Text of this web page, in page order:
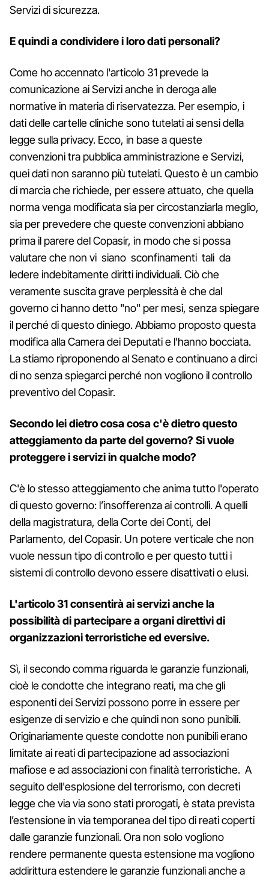
Servizi di sicurezza.
E quindi a condividere i loro dati personali?
Come ho accennato l'articolo 31 prevede la
comunicazione ai Servizi anche in deroga alle
normative in materia di riservatezza. Per esempio, i
dati delle cartelle cliniche sono tutelati ai sensi della
legge sulla privacy. Ecco, in base a queste
convenzioni tra pubblica amministrazione e Servizi,
quei dati non saranno più tutelati. Questo è un cambio
di marcia che richiede, per essere attuato, che quella
norma venga modificata sia per circostanziarla meglio,
sia per prevedere che queste convenzioni abbiano
prima il parere del Copasir, in modo che si possa
valutare che non vi siano sconfinamenti tali da
ledere indebitamente diritti individuali. Ciò che
veramente suscita grave perplessità è che dal
governo ci hanno detto "no" per mesi, senza spiegare
il perché di questo diniego. Abbiamo proposto questa
modifica alla Camera dei Deputati e l'hanno bocciata.
La stiamo riproponendo al Senato e continuano a dirci
di no senza spiegarci perché non vogliono il controllo
preventivo del Copasir.
Secondo lei dietro cosa cosa c'è dietro questo
atteggiamento da parte del governo? Si vuole
proteggere i servizi in qualche modo?
C'è lo stesso atteggiamento che anima tutto l'operato
di questo governo: l’insofferenza ai controlli. A quelli
della magistratura, della Corte dei Conti, del
Parlamento, del Copasir. Un potere verticale che non
vuole nessun tipo di controllo e per questo tutti i
sistemi di controllo devono essere disattivati o elusi.
L'articolo 31 consentirà ai servizi anche la
possibilità di partecipare a organi direttivi di
organizzazioni terroristiche ed eversive.
Sì, il secondo comma riguarda le garanzie funzionali,
cioè le condotte che integrano reati, ma che gli
esponenti dei Servizi possono porre in essere per
esigenze di servizio e che quindi non sono punibili.
Originariamente queste condotte non punibili erano
limitate ai reati di partecipazione ad associazioni
mafiose e ad associazioni con finalità terroristiche. A
seguito dell'esplosione del terrorismo, con decreti
legge che via via sono stati prorogati, è stata prevista
l’estensione in via temporanea del tipo di reati coperti
dalle garanzie funzionali. Ora non solo vogliono
rendere permanente questa estensione ma vogliono
addirittura estendere le garanzie funzionali anche a